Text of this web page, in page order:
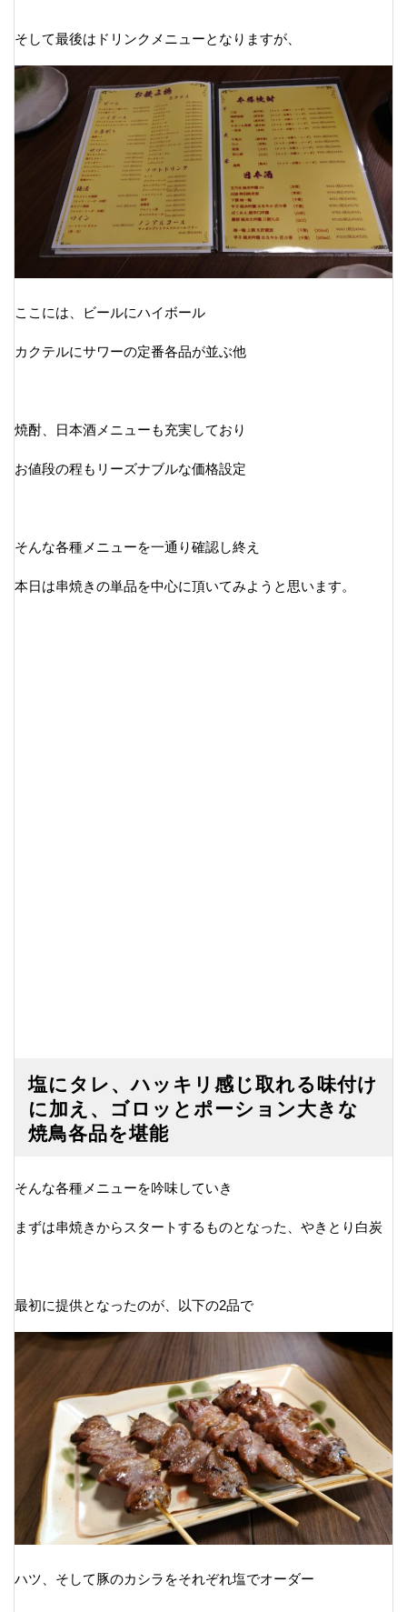
そして最後はドリンクメニューとなりますが、
ここには、ビールにハイボール
カクテルにサワーの定番各品が並ぶ他
焼酎、日本酒メニューも充実しており
お値段の程もリーズナブルな価格設定
そんな各種メニューを一通り確認し終え
本日は串焼きの単品を中心に頂いてみようと思います。
塩にタレ、ハッキリ感じ取れる味付け
に加え、ゴロッとポーション大きな
焼鳥各品を堪能
そんな各種メニューを吟味していき
まずは串焼きからスタートするものとなった、やきとり白炭
最初に提供となったのが、以下の2品で
ハツ、そして豚のカシラをそれぞれ塩でオーダー